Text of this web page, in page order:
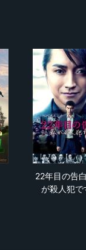
22年目の告
が殺人犯